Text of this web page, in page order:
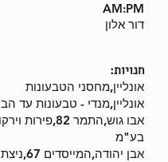
AM:PM
דור אלון
חנויות:
אונליין,מחסני הטבעונות
אונליין,מנדי - טבעונות עד
אבו גוש,התמר
בע"מ
אבן